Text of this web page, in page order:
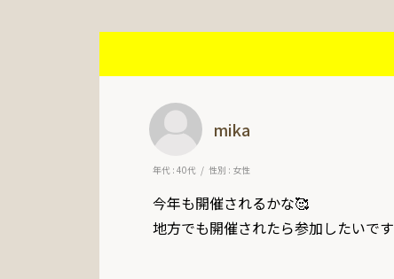
mika
年代 : 40代 性別 : 女性
今年も開催されるかな🥰
地方でも開催されたら参加したいです